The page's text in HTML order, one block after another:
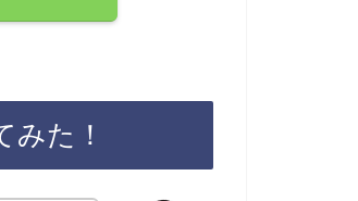
みた！